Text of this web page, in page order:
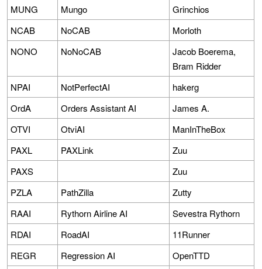
MUNG
Mungo
Grinchios
NCAB
NoCAB
Morloth
NONO
NoNoCAB
Jacob Boerema,
Bram Ridder
NPAI
NotPerfectAI
hakerg
OrdA
Orders Assistant AI
James A.
OTVI
OtviAI
ManInTheBox
PAXL
PAXLink
Zuu
PAXS
Zuu
PZLA
PathZilla
Zutty
RAAI
Rythorn Airline AI
Sevestra Rythorn
RDAI
RoadAI
11Runner
REGR
Regression AI OpenTTD